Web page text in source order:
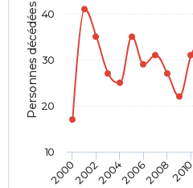
Personnes décédées
200020022004200620082010
10
20
30
40